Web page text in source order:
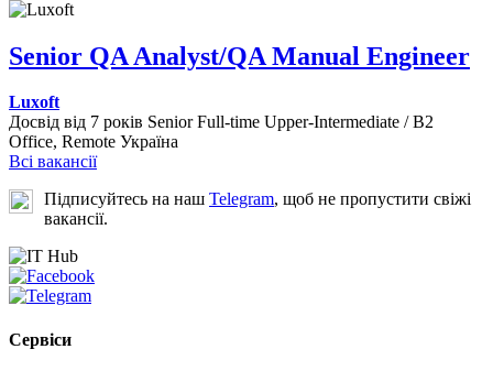
Senior QA Analyst/QA Manual Engineer
Luxoft
Досвід від 7 років Senior Full-time Upper-Intermediate / B2
Office, Remote Україна
Всі вакансії
Підписуйтесь на наш Telegram, щоб не пропустити свіжі
вакансії.
Сервіси